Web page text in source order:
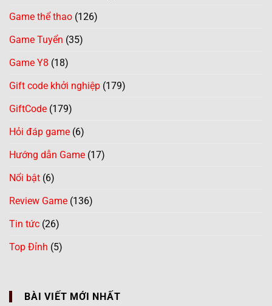
Game thể thao (126)
Game Tuyển (35)
Game Y8 (18)
Gift code khởi nghiệp (179)
GiftCode (179)
Hỏi đáp game (6)
Hướng dẫn Game (17)
Nổi bật (6)
Review Game (136)
Tin tức (26)
Top Đỉnh (5)
BÀI VIẾT MỚI NHẤT